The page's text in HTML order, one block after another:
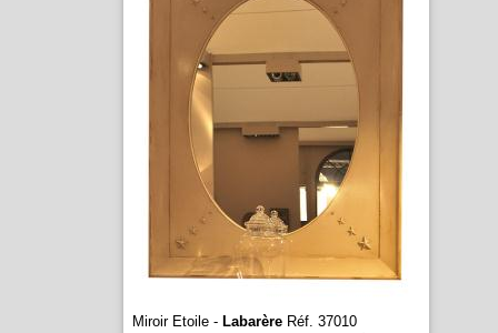
Miroir Etoile - LabarèreRéf. 37010